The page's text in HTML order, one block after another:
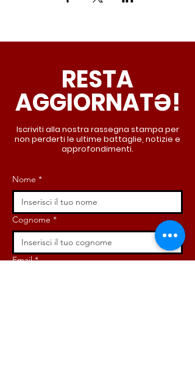
RESTA
AGGIORNATƏ!
Iscriviti alla nostra rassegna stampa per
non perderti le ultime battaglie, notizie e
approfondimenti.
Nome *
Cognome *
Email *